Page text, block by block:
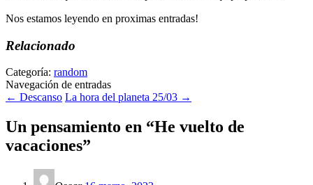
Nos estamos leyendo en proximas entradas!
Relacionado
Categoría: random
Navegación de entradas
← Descanso La hora del planeta 25/03 →
Un pensamiento en “He vuelto de
vacaciones”